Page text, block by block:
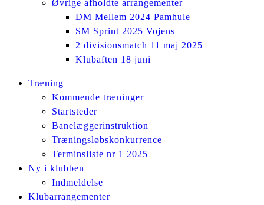
Øvrige afholdte arrangementer
DM Mellem 2024 Pamhule
SM Sprint 2025 Vojens
2 divisionsmatch 11 maj 2025
Klubaften 18 juni
Facebook
InstagramTræning
Kommende træninger
Startsteder
Banelæggerinstruktion
Træningsløbskonkurrence
Terminsliste nr 1 2025
Ny i klubben
Indmeldelse
Klubarrangementer